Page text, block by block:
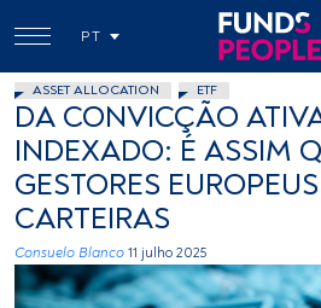
PT
ASSET ALLOCATION ETF
DA CONVICÇÃO
INDEXADO: É ASSIM
GESTORES
CARTEIRAS
Consuelo Blanco 11 julho 2025